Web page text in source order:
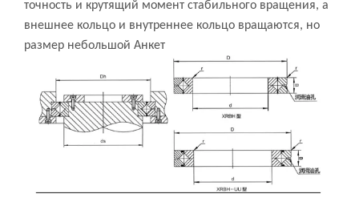
точность и крутящий момент стабильного вращения, а
внешнее кольцо и внутреннее кольцо вращаются, но
размер небольшой Анкет